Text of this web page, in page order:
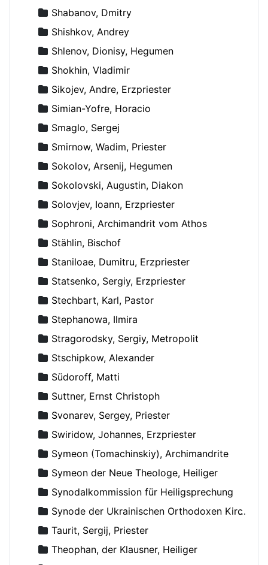
Shabanov, Dmitry
Shishkov, Andrey
Shlenov, Dionisy, Hegumen
Shokhin, Vladimir
Sikojev, Andre, Erzpriester
Simian-Yofre, Horacio
Smaglo, Sergej
Smirnow, Wadim, Priester
Sokolov, Arsenij, Hegumen
Sokolovski, Augustin, Diakon
Solovjev, Ioann, Erzpriester
Sophroni, Archimandrit vom Athos
Stählin, Bischof
Staniloae, Dumitru, Erzpriester
Statsenko, Sergiy, Erzpriester
Stechbart, Karl, Pastor
Stephanowa, Ilmira
Stragorodsky, Sergiy, Metropolit
Stschipkow, Alexander
Südoroff, Matti
Suttner, Ernst Christoph
Svonarev, Sergey, Priester
Swiridow, Johannes, Erzpriester
Symeon (Tomachinskiy), Archimandrite
Symeon der Neue Theologe, Heiliger
Synodalkommission für Heiligsprechung
Synode der Ukrainischen Orthodoxen Kirche
Taurit, Sergij, Priester
Theophan, der Klausner, Heiliger